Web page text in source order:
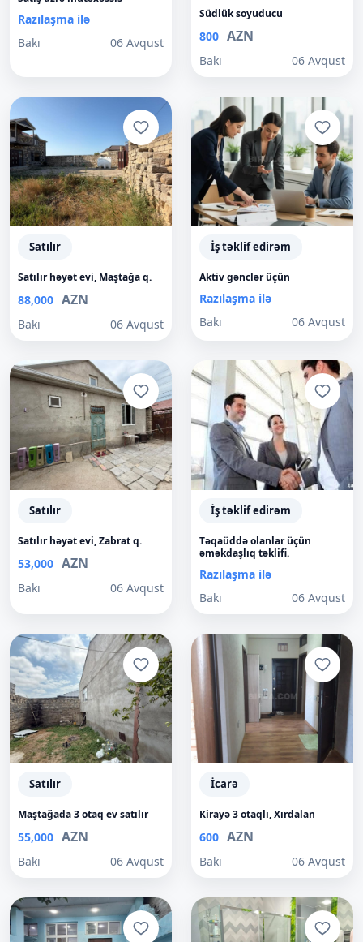
Razılaşma ilə
Bakı
06 Avqust
Südlük soyuducu
800 AZN
Bakı 06 Avqust
Satılır
Satılır həyət evi, Maştağa q.
88,000 AZN
Bakı 06 Avqust
İş təklif edirəm
Aktiv gənclər üçün
Razılaşma ilə
Bakı
06 Avqust
Satılır
Satılır həyət evi, Zabrat q.
53,000 AZN
Bakı 06 Avqust
İş təklif edirəm
Təqaüddə olanlar üçün
əməkdaşlıq təklifi.
Razılaşma ilə
Bakı
06 Avqust
Satılır
Maştağada 3 otaq ev satılır
55,000 AZN
Bakı 06 Avqust
İcarə
Kirayə 3 otaqlı, Xırdalan
600 AZN
Bakı 06 Avqust